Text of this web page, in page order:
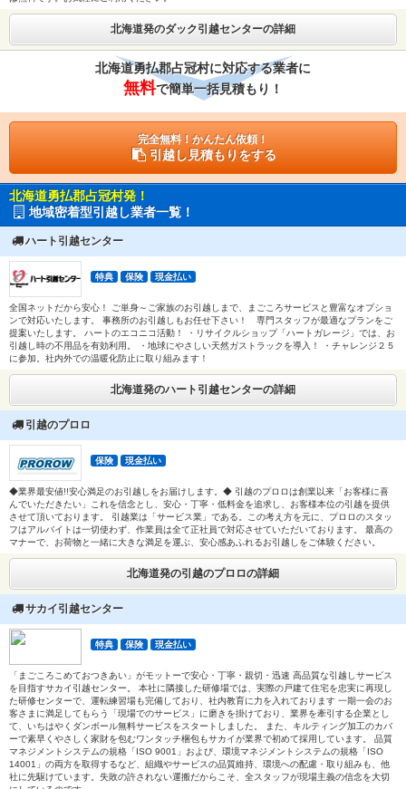
北海道発のダック引越センターの詳細
北海道勇払郡占冠村に対応する業者に
無料で簡単一括見積もり！
完全無料！かんたん依頼！
引越し見積もりをする
北海道勇払郡占冠村発！
地域密着型引越し業者一覧！
ハート引越センター
特典 保険 現金払い
全国ネットだから安心！ ご単身～ご家族のお引越しまで、まごころサービスと豊富なオプショ
ンで対応いたします。 事務所のお引越しもお任せ下さい！ 専門スタッフが最適なプランをご
提案いたします。 ハートのエコニコ活動！ ・リサイクルショップ「ハートガレージ」では、お
引越し時の不用品を有効利用。 ・地球にやさしい天然ガストラックを導入！ ・チャレンジ２５
に参加。社内外での温暖化防止に取り組みます！
北海道発のハート引越センターの詳細
引越のプロロ
保険 現金払い
◆業界最安値!!安心満足のお引越しをお届けします。◆ 引越のプロロは創業以来「お客様に喜
んでいただきたい」これを信念とし、安心・丁寧・低料金を追求し、お客様本位の引越を提供
させて頂いております。 引越業は「サービス業」である。この考え方を元に、プロロのスタッ
フはアルバイトは一切使わず、作業員は全て正社員で対応させていただいております。 最高の
マナーで、お荷物と一緒に大きな満足を運ぶ、安心感あふれるお引越しをご体験ください。
北海道発の引越のプロロの詳細
サカイ引越センター
特典 保険 現金払い
「まごころこめておつきあい」がモットーで安心・丁寧・親切・迅速 高品質な引越しサービス
を目指すサカイ引越センター。 本社に隣接した研修場では、実際の戸建て住宅を忠実に再現し
た研修センターで、運転練習場も完備しており、社内教育に力を入れております 一期一会のお
客さまに満足してもらう「現場でのサービス」に磨きを掛けており、業界を牽引する企業とし
て、いちはやくダンボール無料サービスをスタートしました。 また、キルティング加工のカバ
ーで素早くやさしく家財を包むワンタッチ梱包もサカイが業界で初めて採用しています。 品質
マネジメントシステムの規格「ISO 9001」および、環境マネジメントシステムの規格「ISO
14001」の両方を取得するなど、組織やサービスの品質維持、環境への配慮・取り組みも、他
社に先駆けています。失敗の許されない運搬だからこそ、全スタッフが現場主義の信念を大切